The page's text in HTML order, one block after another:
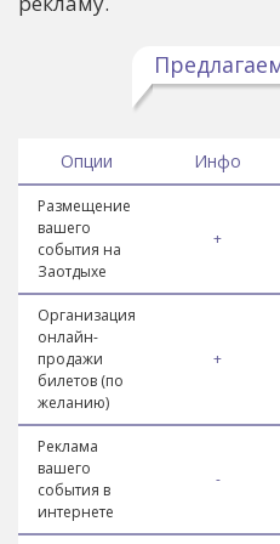
Опции Инфо
Размещение
вашего
события на
Заотдыхе
+
Организация
онлайн-
продажи
билетов (по
желанию)
+
Реклама
вашего
события в
интернете
-